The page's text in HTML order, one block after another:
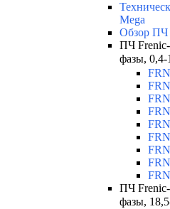
Mega
Обзор ПЧ
ПЧ
фазы, 0,4-
ПЧ
фазы,